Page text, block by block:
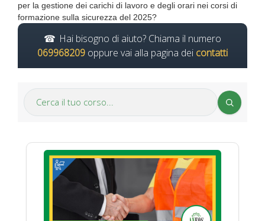
per la gestione dei carichi di lavoro e degli orari nei corsi di
formazione sulla sicurezza del 2025?
Hai bisogno di aiuto? Chiama il numero
069968209 oppure vai alla pagina dei contatti